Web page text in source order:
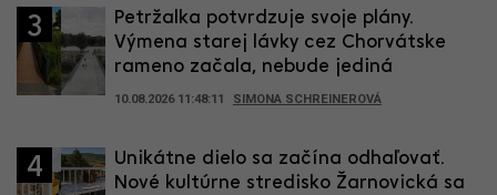
3
Petržalka potvrdzuje svoje plány.
Výmena starej lávky cez Chorvátske
rameno začala, nebude jediná
10.08.2026 11:48:11 SIMONA SCHREINEROVÁ
4
Unikátne dielo sa začína odhaľovať.
Nové kultúrne stredisko Žarnovická sa